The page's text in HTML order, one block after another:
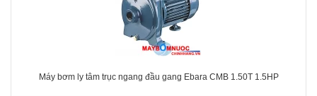
Máy bơm ly tâm trục ngang đầu gang Ebara CMB 1.50T 1.5HP